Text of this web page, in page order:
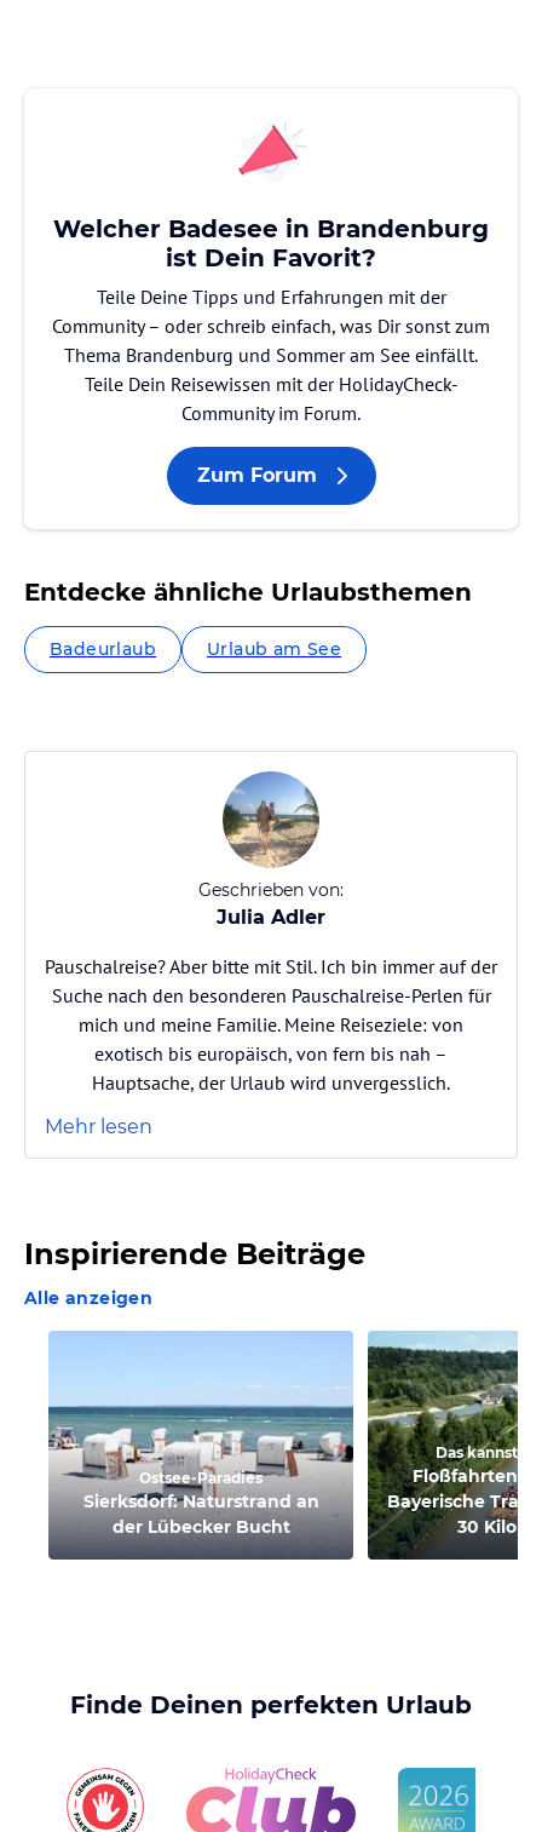
Welcher Badesee in Brandenburg
ist Dein Favorit?
Teile Deine Tipps und Erfahrungen mit der
Community – oder schreib einfach, was Dir sonst zum
Thema Brandenburg und Sommer am See einfällt.
Teile Dein Reisewissen mit der HolidayCheck-
Community im Forum.
Zum Forum
Entdecke ähnliche Urlaubsthemen
Badeurlaub Urlaub am See
Geschrieben von:
Julia Adler
Pauschalreise? Aber bitte mit Stil. Ich bin immer auf der
Suche nach den besonderen Pauschalreise-Perlen für
mich und meine Familie. Meine Reiseziele: von
exotisch bis europäisch, von fern bis nah –
Hauptsache, der Urlaub wird unvergesslich.
Mehr lesen
Inspirierende Beiträge
Alle anzeigen
Ostsee-Paradies
Sierksdorf: Naturstrand an
der Lübecker Bucht
Das kannst
Floßfahrten
Bayerische
30
Finde Deinen perfekten Urlaub